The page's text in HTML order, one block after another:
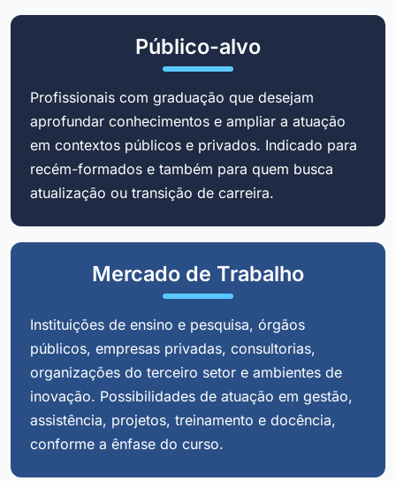
Público-alvo
Profissionais com graduação que desejam
aprofundar conhecimentos e ampliar a atuação
em contextos públicos e privados. Indicado para
recém-formados e também para quem busca
atualização ou transição de carreira.
Mercado de Trabalho
Instituições de ensino e pesquisa, órgãos
públicos, empresas privadas, consultorias,
organizações do terceiro setor e ambientes de
inovação. Possibilidades de atuação em gestão,
assistência, projetos, treinamento e docência,
conforme a ênfase do curso.